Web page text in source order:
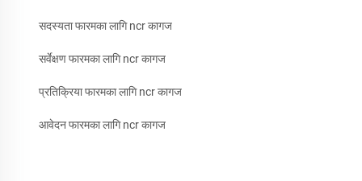
सदस्यता फारमका लागि ncr कागज
सर्वेक्षण फारमका लागि ncr कागज
प्रतिक्रिया फारमका लागि ncr कागज
आवेदन फारमका लागि ncr कागज